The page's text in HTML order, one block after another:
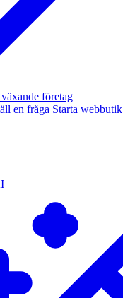
företag
en fråga Starta webbutik